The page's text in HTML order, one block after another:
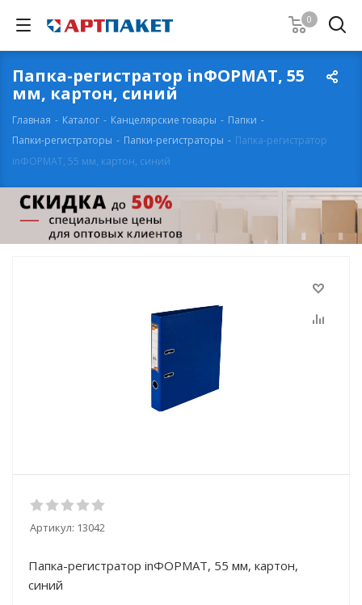
0
Папка-регистратор inФОРМАТ, 55
мм, картон, синий
Главная - Каталог - Канцелярские товары - Папки -
Папки-регистраторы - Папки-регистраторы - Папка-регистратор
inФОРМАТ, 55 мм, картон, синий
Артикул: 13042
Папка-регистратор inФОРМАТ, 55 мм, картон,
синий